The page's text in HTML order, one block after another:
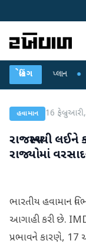
બ્રેકિંગ
ડેટા પ્લાન ● UGC-
હવામાન 16
રાજસ્થાનથી
રાજ્યોમાં
ભારતીય હવામાન
આગાહી કરી છે.
પ્રભાવને કારણે, 17